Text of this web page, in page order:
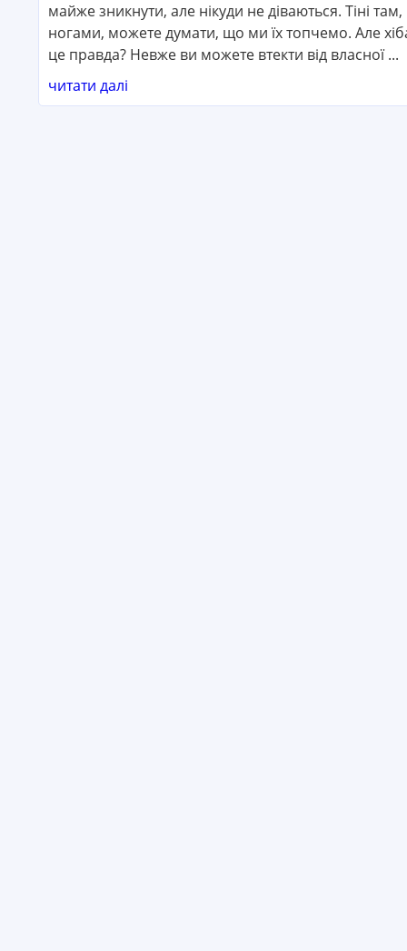
майже зникнути, але нікуди не діваються. Тіні там,
ногами, можете думати, що ми їх топчемо. Але
це правда? Невже ви можете втекти від власної ...
читати далі